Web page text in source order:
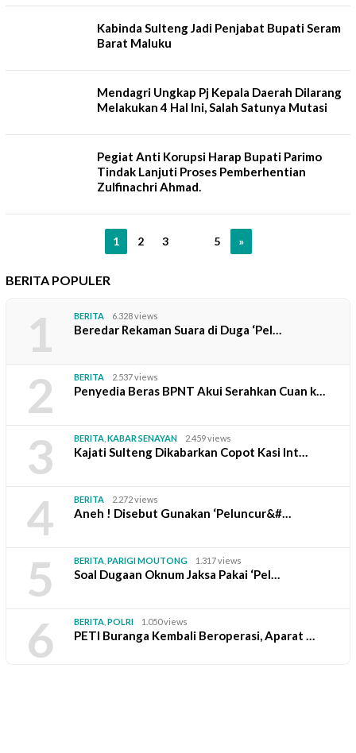
Kabinda Sulteng Jadi Penjabat Bupati Seram
Barat Maluku
Mendagri Ungkap Pj Kepala Daerah Dilarang
Melakukan 4 Hal Ini, Salah Satunya Mutasi
Pegiat Anti Korupsi Harap Bupati Parimo
Tindak Lanjuti Proses Pemberhentian
Zulfinachri Ahmad.
1 2 3 5 »
BERITA POPULER
1 BERITA 6.328 views
Beredar Rekaman Suara di Duga ‘Pel…
2 BERITA 2.537 views
Penyedia Beras BPNT Akui Serahkan Cuan k…
3 BERITA KABAR SENAYAN 2.459 views
Kajati Sulteng Dikabarkan Copot Kasi Int…
4 BERITA 2.272 views
Aneh ! Disebut Gunakan ‘Peluncur&#…
5 BERITA PARIGI MOUTONG 1.317 views
Soal Dugaan Oknum Jaksa Pakai ‘Pel…
6 BERITA POLRI 1.050 views
PETI Buranga Kembali Beroperasi, Aparat …